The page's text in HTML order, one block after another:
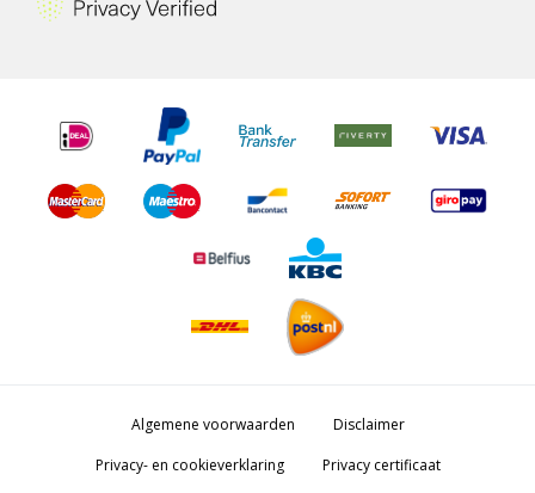
Algemene voorwaarden
Disclaimer
Privacy- en cookieverklaring
Privacy certificaat